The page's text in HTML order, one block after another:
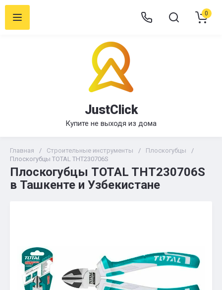
JustClick
Купите не выходя из дома
0
Главная / Строительные инструменты / Плоскогубцы
/
Плоскогубцы TOTAL THT230706S
Плоскогубцы TOTAL THT230706S
в Ташкенте и Узбекистане